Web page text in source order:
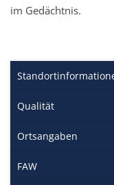
im Gedächtnis.
Qualität
Ortsangaben
FAW